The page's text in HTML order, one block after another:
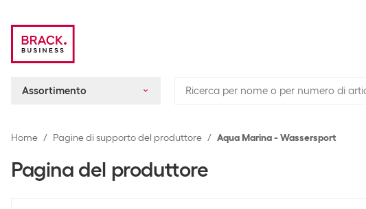
Assortimento
Home Pagine di supporto del produttore Aqua Marina - Wassersport
Pagina del produttore